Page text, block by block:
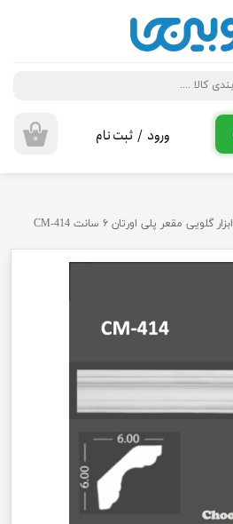
۰ ورود / ثبت نام
ابزار گلویی مقعر پلی اورتان ۶ سانت CM-414